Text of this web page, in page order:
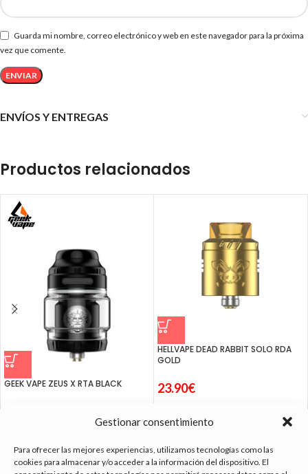
Gestionar consentimiento
Para ofrecer las mejores experiencias, utilizamos tecnologías como las
cookies para almacenar y/o acceder a la información del dispositivo. El
Guarda mi nombre, correo electrónico y web en este navegador para la próxima
vez que comente.
ENVÍOS Y ENTREGAS
Productos relacionados
GEEK VAPE ZEUS X RTA BLACK
HELLVAPE DEAD RABBIT SOLO RDA
GOLD
23.90€